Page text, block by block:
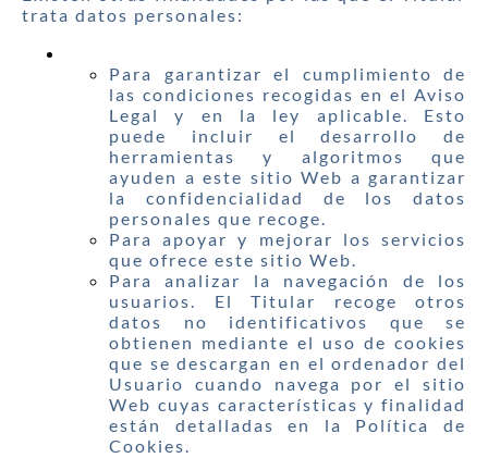
trata datos personales:
Para garantizar el cumplimiento de
las condiciones recogidas en el Aviso
Legal y en la ley aplicable. Esto
puede incluir el desarrollo de
herramientas y algoritmos que
ayuden a este sitio Web a garantizar
la confidencialidad de los datos
personales que recoge.
Para apoyar y mejorar los servicios
que ofrece este sitio Web.
Para analizar la navegación de los
usuarios. El Titular recoge otros
datos no identificativos que se
obtienen mediante el uso de cookies
que se descargan en el ordenador del
Usuario cuando navega por el sitio
Web cuyas características y finalidad
están detalladas en la Política de
Cookies.